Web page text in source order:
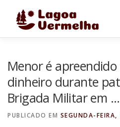
FALE CONOSCO
Menor é
dinheiro durante
Brigada Militar em …
PUBLICADO EM SEGUNDA-